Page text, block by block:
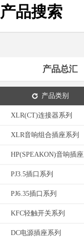
产品搜索
产品总汇
产品类别
XLR(CT)连接器系列
XLR音响组合插座系列
HP(SPEAKON)音响插座
PJ3.5插口系列
PJ6.35插口系列
KFC轻触开关系列
DC电源插座系列